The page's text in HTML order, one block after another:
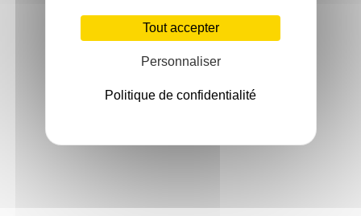
Tout accepter
Personnaliser
Politique de confidentialité